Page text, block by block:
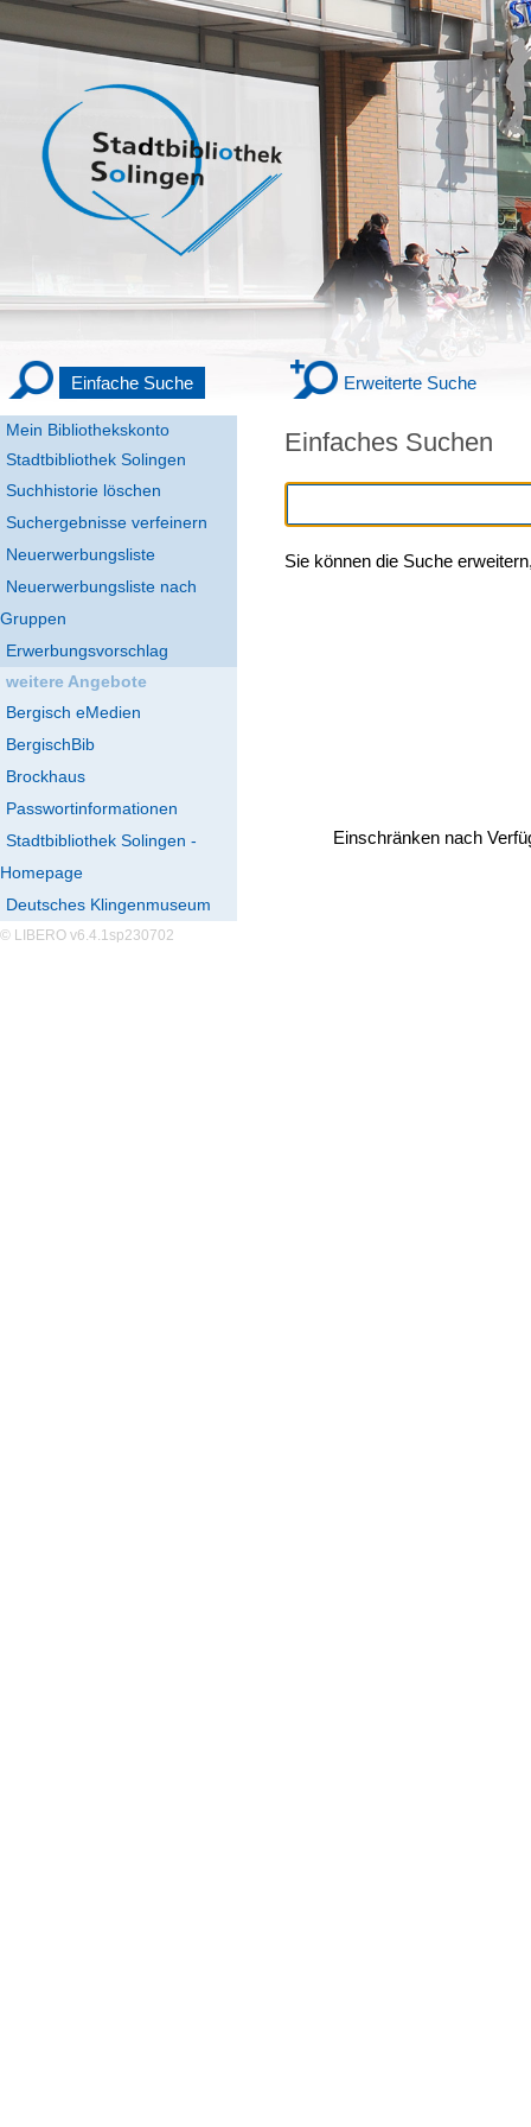
Mein Bibliothekskonto
Stadtbibliothek Solingen
Einfache Suche Erweiterte Suche
Suchhistorie löschen
Suchergebnisse verfeinern
Neuerwerbungsliste
Neuerwerbungsliste nach
Gruppen
Erwerbungsvorschlag
weitere Angebote
Bergisch eMedien
BergischBib
Brockhaus
Passwortinformationen
Stadtbibliothek Solingen -
Homepage
Deutsches Klingenmuseum
© LIBERO v6.4.1sp230702
Einfaches Suchen
Sie können die Suche
Einschränken nach